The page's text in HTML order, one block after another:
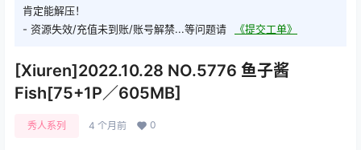
肯定能解压！
- 资源失效/充值未到账/账号解禁...等问题请
《提交工单》
[Xiuren]2022.10.28 NO.5776 鱼子酱
Fish[75+1P／605MB]
秀人系列 4 个月前 0